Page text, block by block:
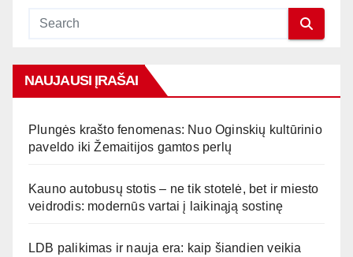
NAUJAUSI ĮRAŠAI
Plungės krašto fenomenas: Nuo Oginskių kultūrinio
paveldo iki Žemaitijos gamtos perlų
Kauno autobusų stotis – ne tik stotelė, bet ir miesto
veidrodis: modernūs vartai į laikinąją sostinę
LDB palikimas ir nauja era: kaip šiandien veikia